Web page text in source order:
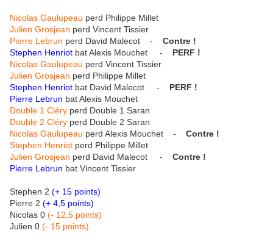
Nicolas Gaulupeau perd Philippe Millet
Julien Grosjean perd Vincent Tissier
Pierre Lebrun perd David Malecot - Contre !
Stephen Henriot bat Alexis Mouchet - PERF !
Nicolas Gaulupeau perd Vincent Tissier
Julien Grosjean perd Philippe Millet
Stephen Henriot bat David Malecot - PERF !
Pierre Lebrun bat Alexis Mouchet
Double 1 Cléry perd Double 1 Saran
Double 2 Cléry perd Double 2 Saran
Nicolas Gaulupeau perd Alexis Mouchet - Contre !
Stephen Henriot perd Philippe Millet
Julien Grosjean perd David Malecot - Contre !
Pierre Lebrun bat Vincent Tissier
Stephen 2 (+ 15 points)
Pierre 2 (+ 4,5 points)
Nicolas 0 (- 12,5 points)
Julien 0 (- 15 points)